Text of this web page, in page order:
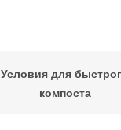
Условия для
компоста